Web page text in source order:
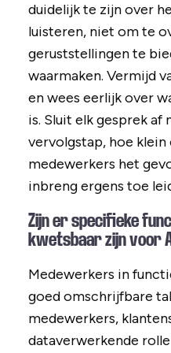
duidelijk te zijn over
luisteren, niet om te
geruststellingen te
waarmaken. Vermijd
en wees eerlijk over
is. Sluit elk gesprek
vervolgstap, hoe klein
medewerkers het
inbreng ergens toe
Zijn er specifieke
kwetsbaar zijn voor
Medewerkers in
goed omschrijfbare
medewerkers,
dataverwerkende